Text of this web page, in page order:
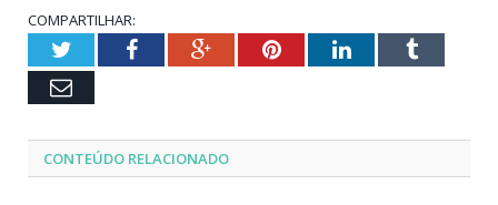
COMPARTILHAR:
TwitterFacebookGoogle+PinterestLinkedInTumblr
Email
CONTEÚDO RELACIONADO